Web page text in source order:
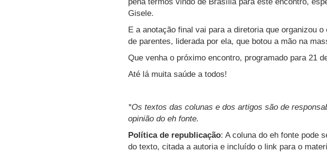
pena termos vindo de Brasília para este encontro,
Gisele.
E a anotação final vai para a diretoria que organizou
de parentes, liderada por ela, que botou a mão na
Que venha o próximo encontro, programado para 21
Até lá muita saúde a todos!
*Os textos das colunas e dos artigos são de
opinião do eh fonte.
Política de republicação: A coluna do eh fonte pode
do texto, citada a autoria e incluído o link para o